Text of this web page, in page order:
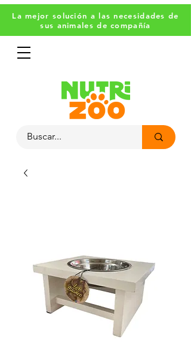
La mejor solución a las necesidades de
sus animales de compañía